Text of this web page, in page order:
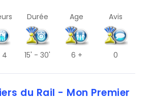
4
Durée
15' - 30'
Age
6 +
Avis
0
du Rail - Mon Premier